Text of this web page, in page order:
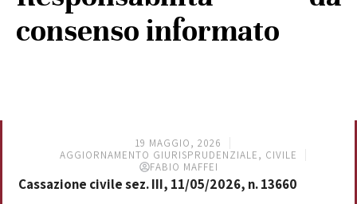
consenso informato
19 MAGGIO, 2026
AGGIORNAMENTO GIURISPRUDENZIALE, CIVILE
FABIO MAFFEI
Cassazione civile sez. III, 11/05/2026, n. 13660